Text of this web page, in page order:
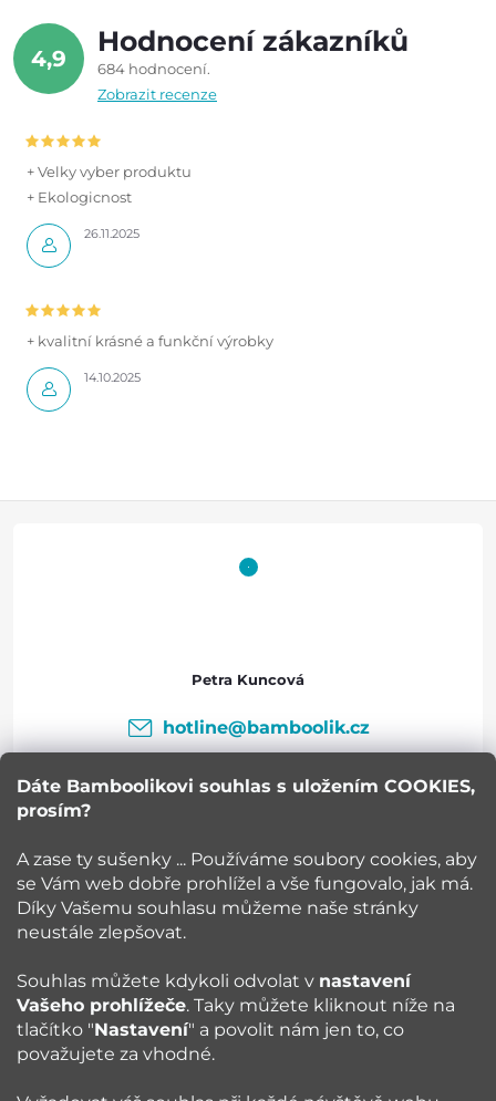
Dáte Bamboolikovi souhlas s uložením COOKIES,
prosím?
A zase ty sušenky ... Používáme soubory cookies, aby
se Vám web dobře prohlížel a vše fungovalo, jak má.
Díky Vašemu souhlasu můžeme naše stránky
neustále zlepšovat.
Souhlas můžete kdykoli odvolat v nastavení
Vašeho prohlížeče. Taky můžete kliknout níže na
tlačítko "Nastavení" a povolit nám jen to, co
považujete za vhodné.
4,9
Hodnocení zákazníků
684 hodnocení
Zobrazit recenze
26.11.2025
+ Velky vyber produktu
+ Ekologicnost
14.10.2025
+ kvalitní krásné a funkční výrobky
í
Vše o nákupu
Blog
Petra Kuncová
hotline@bamboolik.cz